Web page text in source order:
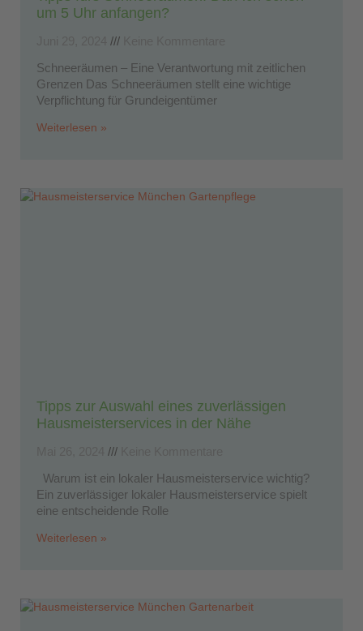
um 5 Uhr anfangen?
Schneeräumen – Eine Verantwortung mit zeitlichen
Grenzen Das Schneeräumen stellt eine wichtige
Verpflichtung für Grundeigentümer
Weiterlesen »
Tipps zur Auswahl eines zuverlässigen
Hausmeisterservices in der Nähe
Warum ist ein lokaler Hausmeisterservice wichtig?
Ein zuverlässiger lokaler Hausmeisterservice spielt
eine entscheidende Rolle
Weiterlesen »